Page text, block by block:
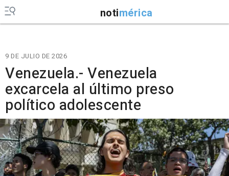
notimérica
9 DE JULIO DE 2026
Venezuela.- Venezuela
excarcela al último preso
político adolescente